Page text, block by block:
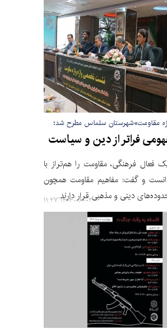
مقاومت»شهرستان سلماس مطرح شد؛
فراتر از دین و سیاست
فعال فرهنگی، مقاومت را هم‌تراز با
و گفت: مفاهیم مقاومت همچون
دینی و مذهبی قرار دارند.
۱۴۰۴-۰۶-۰۳ ۱۱:۲۷